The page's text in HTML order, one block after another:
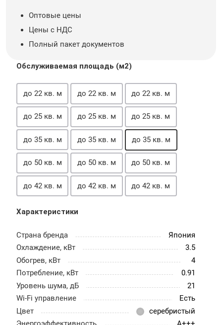
Оптовые цены
Цены с НДС
Полный пакет документов
Обслуживаемая площадь (м2)
до 22 кв. м до 22 кв. м до 22 кв. м
до 25 кв. м до 25 кв. м до 25 кв. м
до 35 кв. м до 35 кв. м до 35 кв. м
до 50 кв. м до 50 кв. м до 50 кв. м
до 42 кв. м до 42 кв. м до 42 кв. м
Характеристики
Страна бренда
Япония
Охлаждение, кВт
3.5
Обогрев, кВт
4
Потребление, кВт
0.91
Уровень шума, дБ
21
Wi-Fi управление
Есть
Цвет
серебристый